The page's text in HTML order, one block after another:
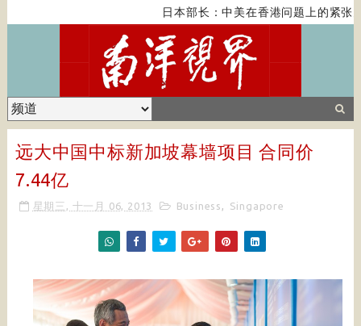
日本部长：中美在香港问题上的紧张
远大中国中标新加坡幕墙项目 合同价
7.44亿
星期三, 十一月 06, 2013 Business , Singapore